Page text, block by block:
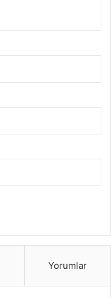
Yorumlar